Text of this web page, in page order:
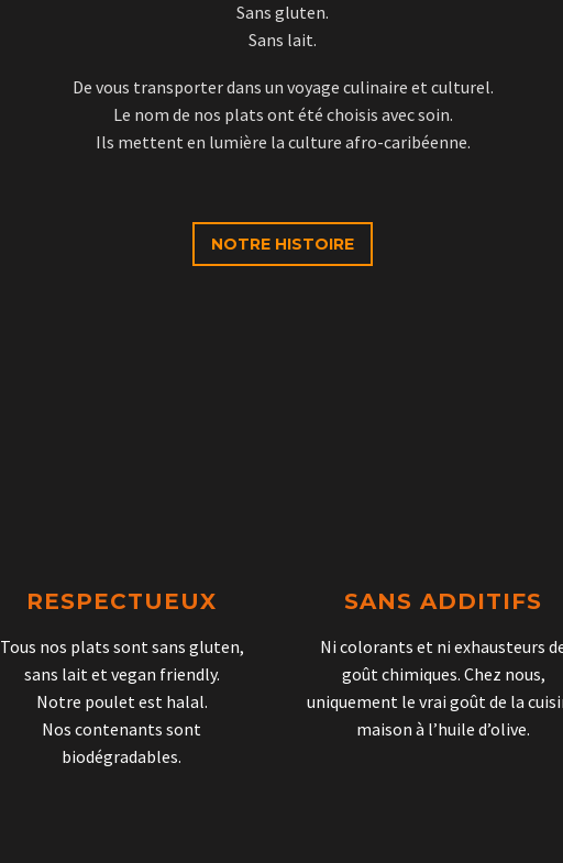
Sans gluten.
Sans lait.
De vous transporter dans un voyage culinaire et culturel.
Le nom de nos plats ont été choisis avec soin.
Ils mettent en lumière la culture afro-caribéenne.
NOTRE HISTOIRE
RESPECTUEUX
Tous nos plats sont sans gluten,
sans lait et vegan friendly.
Notre poulet est halal.
Nos contenants sont
biodégradables.
SANS ADDITIFS
Ni colorants et ni exhausteurs
goût chimiques. Chez nous,
uniquement le vrai goût de la
maison à l’huile d’olive.